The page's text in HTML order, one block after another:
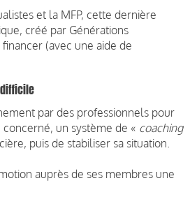
et la MFP, cette dernière
créé par Générations
(avec une aide de
par des professionnels pour
un système de « coaching
puis de stabiliser sa situation.
auprès de ses membres une